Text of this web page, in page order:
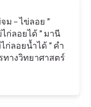
– ไข่ลอย ”
ก่ลอยได้ ” มานี
ก่ลอยน้ำได้ ” คำ
ทางวิทยาศาสตร์